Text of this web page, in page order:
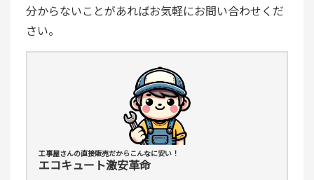
分からないことがあればお気軽にお問い合わせくだ
さい。
工事屋さんの直接販売だからこんなに安い！
エコキュート激安革命